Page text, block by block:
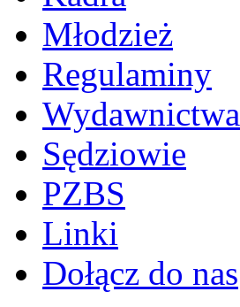
Młodzież
Regulaminy
Wydawnictwa
Sędziowie
PZBS
Linki
Dołącz do nas